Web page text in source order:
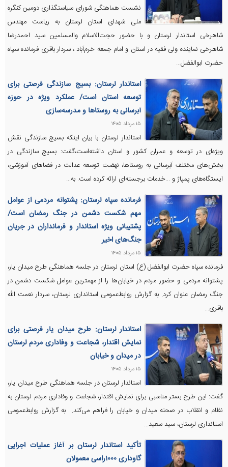
نشست هماهنگی شورای سیاستگذاری دومین کنگره
ملی شهدای استان لرستان به ریاست مهندس
شاهرخی استاندار لرستان و با حضور حجت‌الاسلام والمسلمین سید احمدرضا
شاهرخی نماینده ولی فقیه در استان و امام جمعه خرم‌آباد ، سردار باقری فرمانده سپاه
حضرت ابوالفضل...
استاندار لرستان: بسیج سازندگی فرصتی برای
توسعه استان است/ عملکرد ویژه در حوزه
آبرسانی به روستاها و مدرسه‌سازی
۱۵ مرداد ۱۴۰۵
استاندار لرستان با بیان اینکه بسیج سازندگی نقش
ویژه‌ای در توسعه و عمران کشور و استان داشته‌است،گفت: بسیج سازندگی در
بخش‌های مختلف آبرسانی به روستاها، نهضت توسعه عدالت در فضاهای آموزشی،
ایستگاه‌های پمپاژ و ...خدمات برجسته‌ای ارائه کرده است. به...
فرمانده سپاه لرستان: پشتوانه مردمی از عوامل
مهم شکست دشمن در جنگ رمضان است/
پشتیبانی ویژه استاندار و فرمانداران در جریان
جنگ‌های اخیر
۱۵ مرداد ۱۴۰۵
فرمانده سپاه حضرت ابوالفضل (ع) استان لرستان در جلسه هماهنگی طرح میدان یار،
پشتوانه مردمی و حضور مردم در خیابان‌ها را از مهمترین عوامل شکست دشمن در
جنگ رمضان عنوان کرد. به گزارش روابط‌عمومی استانداری لرستان، سردار نعمت الله
باقری...
استاندار لرستان: طرح میدان یار فرصتی برای
نمایش اقتدار، شجاعت و وفاداری مردم لرستان
در میدان و خیابان
۱۵ مرداد ۱۴۰۵
استاندار لرستان در جلسه هماهنگی طرح میدان یار،
گفت: این طرح بستر مناسبی برای نمایش اقتدار، شجاعت و وفاداری مردم لرستان به
نظام و انقلاب در صحنه میدان و خیابان را فراهم می‌کند. به گزارش روابط‌عمومی
استانداری لرستان، سید سعید...
تأکید استاندار لرستان بر آغاز عملیات اجرایی
گاوداری ۱۰۰۰راسی معمولان